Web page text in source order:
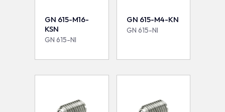
GN 615-M16-
KSN
GN 615-NI
GN 615-M4-KN
GN 615-NI